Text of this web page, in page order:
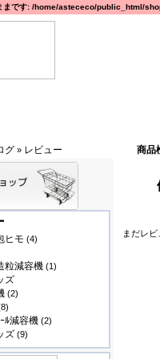
です: /home/astececo/public_html/
グ » レビュー 商品
ヒモ (4)
減容機 (1)
ズ
(2)
ﾙ減容機 (2)
ズ (9)
まだレビ